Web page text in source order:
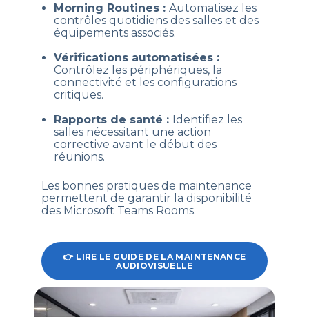
Morning Routines : Automatisez les
contrôles quotidiens des salles et des
équipements associés.
Vérifications automatisées :
Contrôlez les périphériques, la
connectivité et les configurations
critiques.
Rapports de santé : Identifiez les
salles nécessitant une action
corrective avant le début des
réunions.
Les bonnes pratiques de maintenance
permettent de garantir la disponibilité
des Microsoft Teams Rooms.
👉 LIRE LE GUIDE DE LA MAINTENANCE
AUDIOVISUELLE